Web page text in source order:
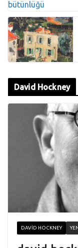
David Hockney
DAVID HOCKNEY